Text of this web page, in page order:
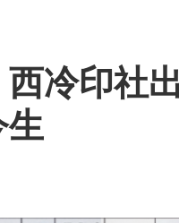
冷印社